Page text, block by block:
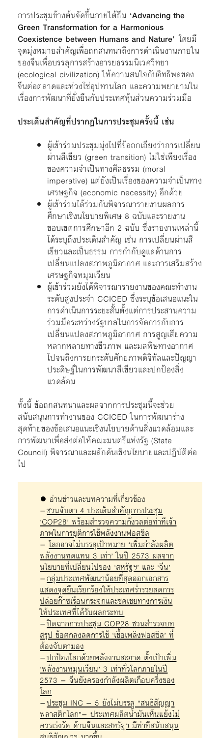
การประชุมข้างต้นจัดขึ้นภายใต้ธีม ‘Advancing the
Green Transformation for a Harmonious
Coexistence between Humans and Nature’ โดยมี
จุดมุ่งหมายสำคัญเพื่อถกสนทนาถึงการดำเนินงานภายใน
ของจีนเพื่อบรรลุการสร้างอารยธรรมนิเวศวิทยา
(ecological civilization) ให้ความสนใจกับอิทธิพลของ
จีนต่อตลาดและห่วงโซ่อุปทานโลก และความพยายามใน
เรื่องการพัฒนาที่ยั่งยืนกับประเทศหุ้นส่วนความร่วมมือ
ประเด็นสำคัญที่ปรากฏในการประชุมครั้งนี้ เช่น
ผู้เข้าร่วมประชุมมุ่งไปที่ข้อถกเถียงว่าการเปลี่ยน
ผ่านสีเขียว (green transition) ไม่ใช่เพียงเรื่อง
ของความจำเป็นทางศีลธรรม (moral
imperative) แต่ยังเป็นเรื่องของความจำเป็นทาง
เศรษฐกิจ (economic necessity) อีกด้วย
ผู้เข้าร่วมได้ร่วมกันพิจารณารายงานผลการ
ศึกษาเชิงนโยบายพิเศษ 8 ฉบับและรายงาน
ขอบเขตการศึกษาอีก 2 ฉบับ ซึ่งรายงานเหล่านี้
ได้ระบุถึงประเด็นสำคัญ เช่น การเปลี่ยนผ่านสี
เขียวและเป็นธรรม การกำกับดูแลด้านการ
เปลี่ยนแปลงสภาพภูมิอากาศ และการเสริมสร้าง
เศรษฐกิจหมุมเวียน
ผู้เข้าร่วมยังได้พิจารณารายงานของคณะทำงาน
ระดับสูงประจำ CCICED ซึ่งระบุข้อเสนอแนะใน
การดำเนินการระยะสั้นตั้งแต่การประสานความ
ร่วมมือระหว่างรัฐบาลในการจัดการกับการ
เปลี่ยนแปลงสภาพภูมิอากาศ การสูญเสียความ
หลากหลายทางชีวภาพ และมลพิษทางอากาศ
ไปจนถึงการยกระดับศักยภาพดิจิทัลและปัญญา
ประดิษฐ์ในการพัฒนาสีเขียวและปกป้องสิ่ง
แวดล้อม
ทั้งนี้ ข้อถกสนทนาและผลจากการประชุมนี้จะช่วย
สนับสนุนการทำงานของ CCICED ในการพัฒนาร่าง
สุดท้ายของข้อเสนอแนะเชิงนโยบายด้านสิ่งแวดล้อมและ
การพัฒนาเพื่อส่งต่อให้คณะมนตรีแห่งรัฐ (State
Council) พิจารณาและผลักดันเชิงนโยบายและปฏิบัติต่อ
ไป
● อ่านข่าวและบทความที่เกี่ยวข้อง
–ชวนจับตา 4 ประเด็นสำคัญการประชุม
‘COP28’ พร้อมสำรวจความกังวลต่อท่าทีเจ้า
ภาพในการยุติการใช้พลังงานฟอสซิล
– โลกอาจไม่บรรลุเป้าหมาย ‘เพิ่มกำลังผลิต
พลังงานทดแทน 3 เท่า’ ในปี 2573 ผลจาก
นโยบายที่เปลี่ยนไปของ ‘สหรัฐฯ’ และ ‘จีน’
–กลุ่มประเทศพัฒนาน้อยที่สุดออกเอกสาร
แสดงจุดยืนเรียกร้องให้ประเทศร่ำรวยลดการ
ปล่อยก๊าซเรือนกระจกและชดเชยทางการเงิน
ให้ประเทศที่ได้รับผลกระทบ
–ปิดฉากการประชุม COP28 ชวนสำรวจบท
สรุป ข้อตกลงลดการใช้ ‘เชื้อเพลิงฟอสซิล’ ที่
ต้องจับตามอง
–ปกป้องโลกด้วยพลังงานสะอาด ตั้งเป้าเพิ่ม
‘พลังงานหมุนเวียน’ 3 เท่าทั่วโลกภายในปี
2573 – จีนยังครองกำลังผลิตเกือบครึ่งของ
โลก
–ประชุม INC – 5 ยังไม่บรรลุ “สนธิสัญญา
พลาสติกโลก”– ประเทศผลิตน้ำมันเห็นแย้งไม่
ควรเร่งรัด ด้านจีนและสหรัฐฯ มีท่าทีสนับสนุน